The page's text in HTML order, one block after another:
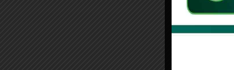
Gaby Félix, Rosa